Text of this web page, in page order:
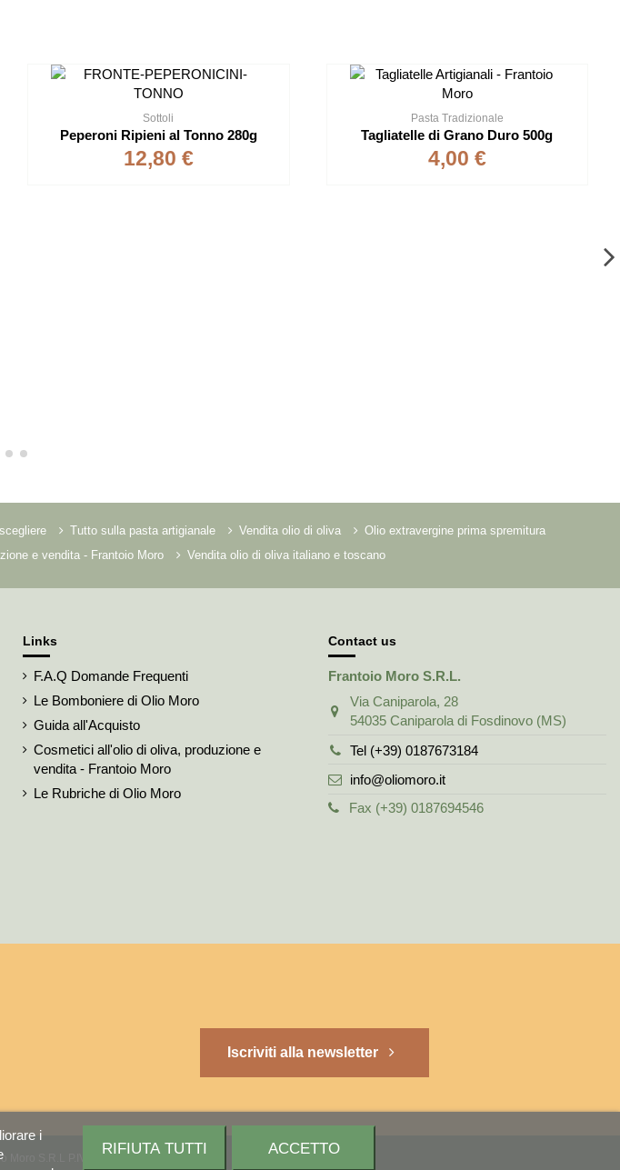
Sottoli
Peperoni Ripieni al Tonno 280g
12,80 €
Pasta Tradizionale
Tagliatelle di Grano Duro 500g
4,00 €
Tutto sulla pasta artigianale Vendita olio di oliva
Olio extravergine prima spremitura
e vendita - Frantoio Moro Vendita olio di oliva italiano e toscano
Links
F.A.Q Domande Frequenti
Le Bomboniere di Olio Moro
Guida all'Acquisto
Cosmetici all'olio di oliva, produzione e
vendita - Frantoio Moro
Le Rubriche di Olio Moro
Contact us
Frantoio Moro S.R.L.
Via Caniparola, 28
54035 Caniparola di Fosdinovo (MS)
Tel (+39) 0187673184
info@oliomoro.it
Fax (+39) 0187694546
Iscriviti alla newsletter
i
RIFIUTA TUTTI ACCETTO
S.R.L P.IVA 01429310459